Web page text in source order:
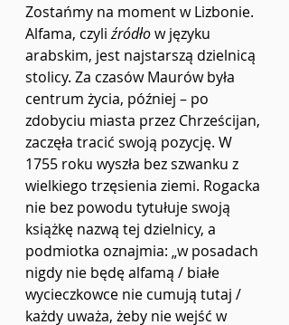
Zostańmy na moment w Lizbonie.
Alfama, czyli źródło w języku
arabskim, jest najstarszą dzielnicą
stolicy. Za czasów Maurów była
centrum życia, później – po
zdobyciu miasta przez Chrześcijan,
zaczęła tracić swoją pozycję. W
1755 roku wyszła bez szwanku z
wielkiego trzęsienia ziemi. Rogacka
nie bez powodu tytułuje swoją
książkę nazwą tej dzielnicy, a
podmiotka oznajmia: „w posadach
nigdy nie będę alfamą / białe
wycieczkowce nie cumują tutaj /
każdy uważa, żeby nie wejść w